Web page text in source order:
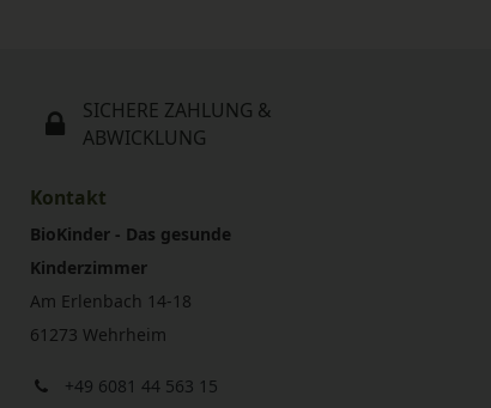
SICHERE ZAHLUNG &
ABWICKLUNG
Kontakt
BioKinder - Das gesunde
Kinderzimmer
Am Erlenbach 14-18
61273 Wehrheim
+49 6081 44 563 15